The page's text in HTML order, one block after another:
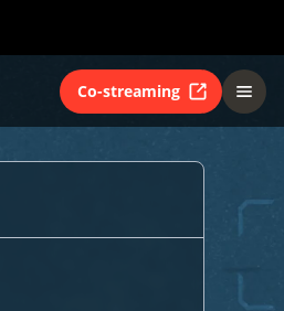
Co-streaming